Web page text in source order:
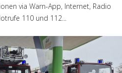
via Warn-App, Internet, Radio
110 und 112...